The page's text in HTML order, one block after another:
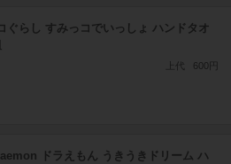
ぐらし すみっコでいっしょ ハンドタオ
上代 600円
ドラえもん うきうきドリーム ハ